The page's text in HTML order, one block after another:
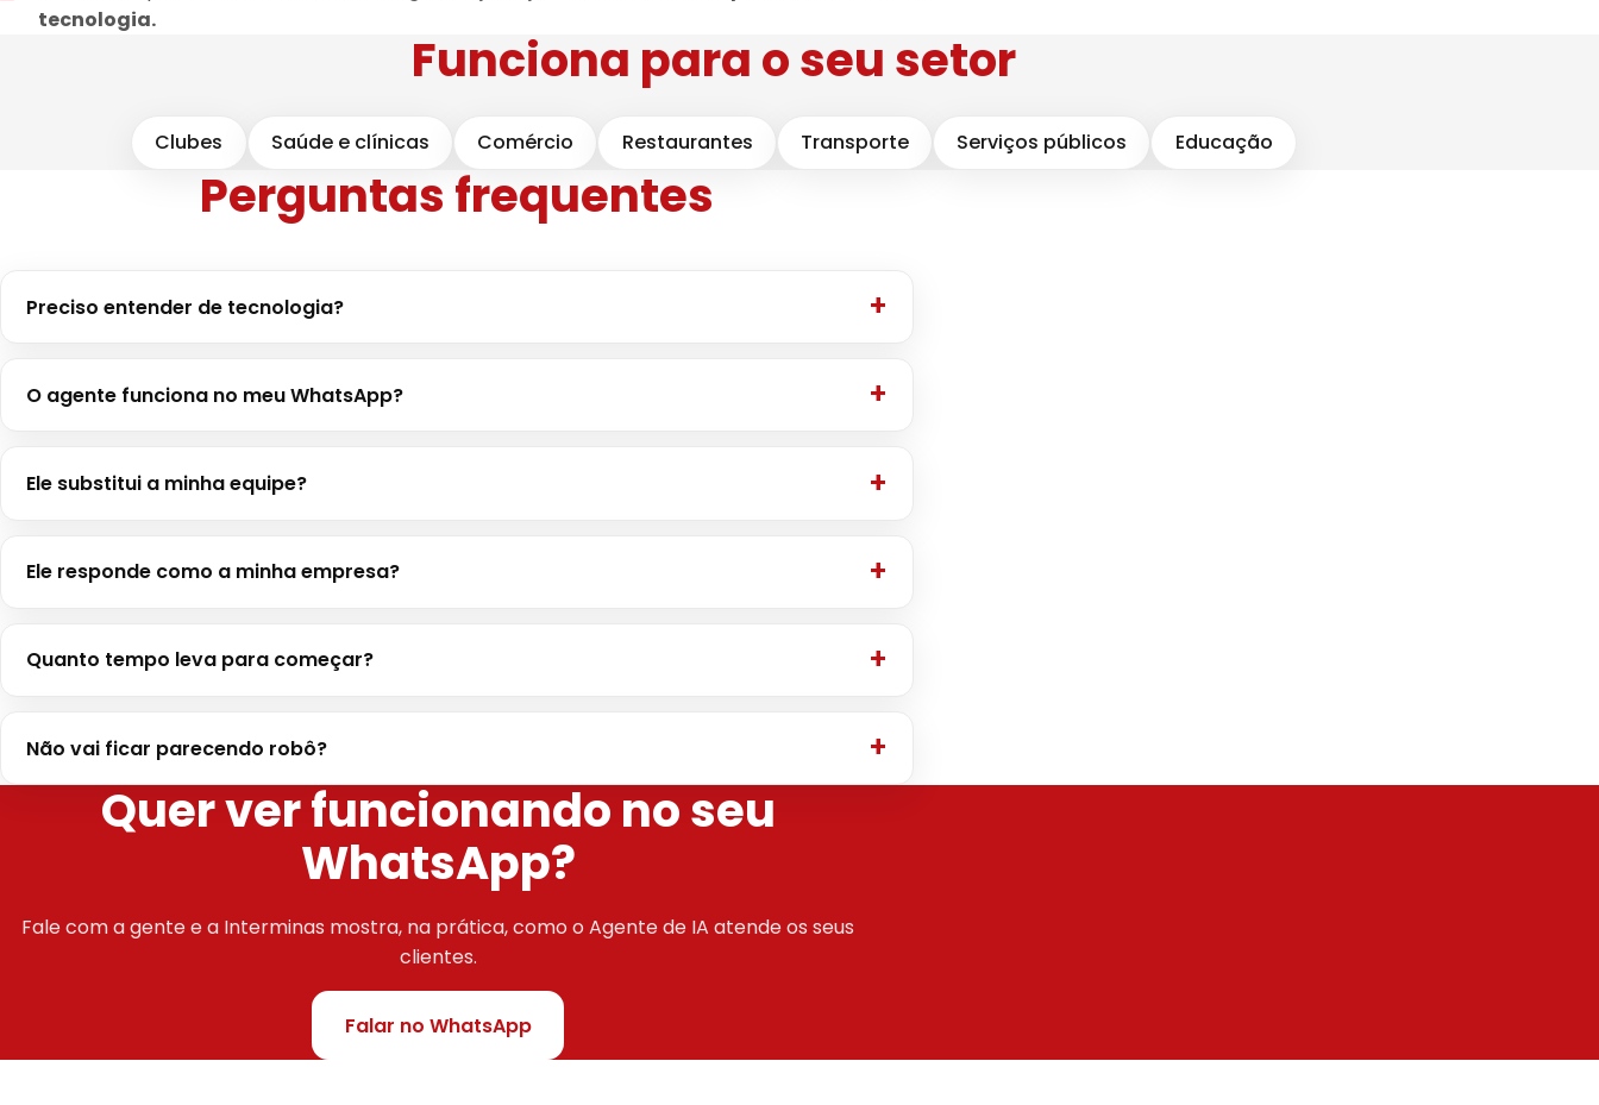
tecnologia.
Funciona para o seu setor
Clubes Saúde e clínicas Comércio Restaurantes Transporte Serviços públicos Educação
Perguntas frequentes
Preciso entender de tecnologia?
O agente funciona no meu WhatsApp?
Ele substitui a minha equipe?
Ele responde como a minha empresa?
Quanto tempo leva para começar?
Não vai ficar parecendo robô?
Quer ver funcionando no seu
WhatsApp?
Fale com a gente e a Interminas mostra, na prática, como o Agente de IA atende os seus
clientes.
Falar no WhatsApp